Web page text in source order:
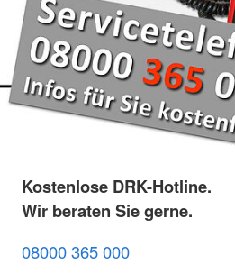
Kostenlose DRK-Hotline.
Wir beraten Sie gerne.
08000 365 000